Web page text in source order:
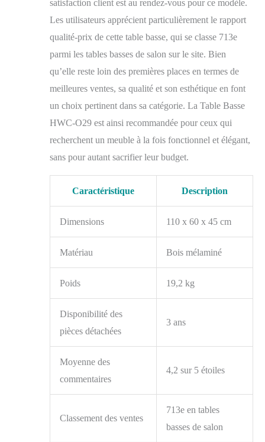
satisfaction client est au rendez-vous pour ce modèle.
Les utilisateurs apprécient particulièrement le rapport
qualité-prix de cette table basse, qui se classe 713e
parmi les tables basses de salon sur le site. Bien
qu’elle reste loin des premières places en termes de
meilleures ventes, sa qualité et son esthétique en font
un choix pertinent dans sa catégorie. La Table Basse
HWC-O29 est ainsi recommandée pour ceux qui
recherchent un meuble à la fois fonctionnel et élégant,
sans pour autant sacrifier leur budget.
Caractéristique Description
Dimensions 110 x 60 x 45 cm
Matériau Bois mélaminé
Poids 19,2 kg
Disponibilité des
pièces détachées
3 ans
Moyenne des
commentaires
4,2 sur 5 étoiles
Classement des ventes
713e en tables
basses de salon